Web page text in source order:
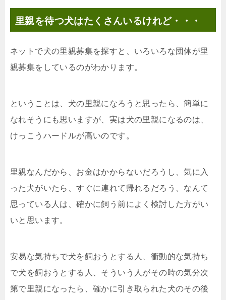
里親を待つ犬はたくさんいるけれど・・・
ネットで犬の里親募集を探すと、いろいろな団体が里
親募集をしているのがわかります。
ということは、犬の里親になろうと思ったら、簡単に
なれそうにも思いますが、実は犬の里親になるのは、
けっこうハードルが高いのです。
里親なんだから、お金はかからないだろうし、気に入
った犬がいたら、すぐに連れて帰れるだろう、なんて
思っている人は、確かに飼う前によく検討した方がい
いと思います。
安易な気持ちで犬を飼おうとする人、衝動的な気持ち
で犬を飼おうとする人、そういう人がその時の気分次
第で里親になったら、確かに引き取られた犬のその後